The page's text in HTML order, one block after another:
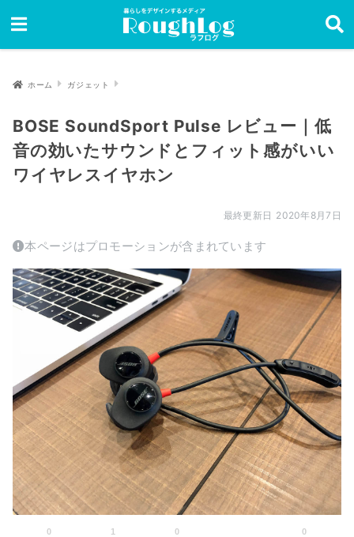
ホーム ガジェット
BOSE SoundSport Pulse レビュー｜低
音の効いたサウンドとフィット感がいい
ワイヤレスイヤホン
2020年8月7日
本ページはプロモーションが含まれています
0 1 0 0